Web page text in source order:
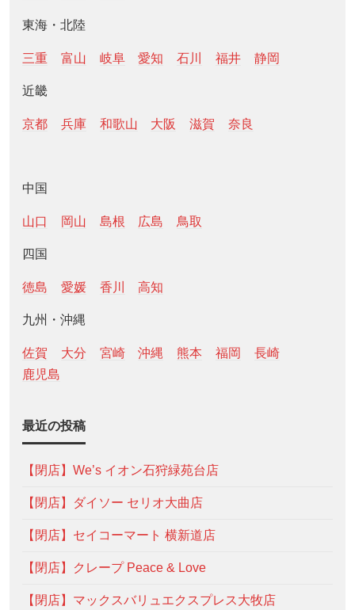
東海・北陸
三重 富山 岐阜 愛知 石川 福井 静岡
近畿
京都 兵庫 和歌山 大阪 滋賀 奈良
中国
山口 岡山 島根 広島 鳥取
四国
徳島 愛媛 香川 高知
九州・沖縄
佐賀 大分 宮崎 沖縄 熊本 福岡
長崎
鹿児島
最近の投稿
【閉店】We’s イオン石狩緑苑台店
【閉店】ダイソー セリオ大曲店
【閉店】セイコーマート 横新道店
【閉店】クレープ Peace & Love
【閉店】マックスバリュエクスプレス大牧店